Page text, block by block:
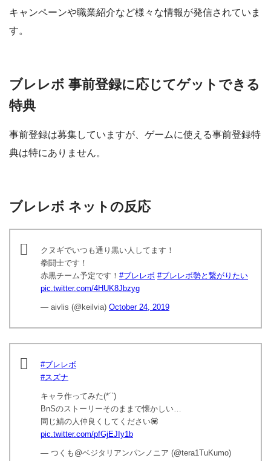
キャンペーンや職業紹介など様々な情報が発信されていま
す。
ブレレボ 事前登録に応じてゲットできる
特典
事前登録は募集していますが、ゲームに使える事前登録特
典は特にありません。
ブレレボ ネットの反応
クヌギでいつも通り黒い人してます！
拳闘士です！
赤黒チーム予定です！ #ブレレボ #ブレレボ勢と繋がりたい
pic.twitter.com/4HUK8Jbzyg
— aivlis (@keilvia) October 24, 2019
#ブレレボ
#スズナ
キャラ作ってみた(*´`)
BnSのストーリーそのままで懐かしい…
同じ鯖の人仲良くしてください💟
pic.twitter.com/pfGjEJIy1b
— つくも@ベジタリアンパンノニア (@tera1TuKumo)